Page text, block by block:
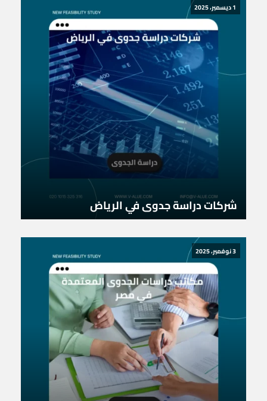
1 ديسمبر، 2025
شركات دراسة جدوى في الرياض
3 نوفمبر، 2025